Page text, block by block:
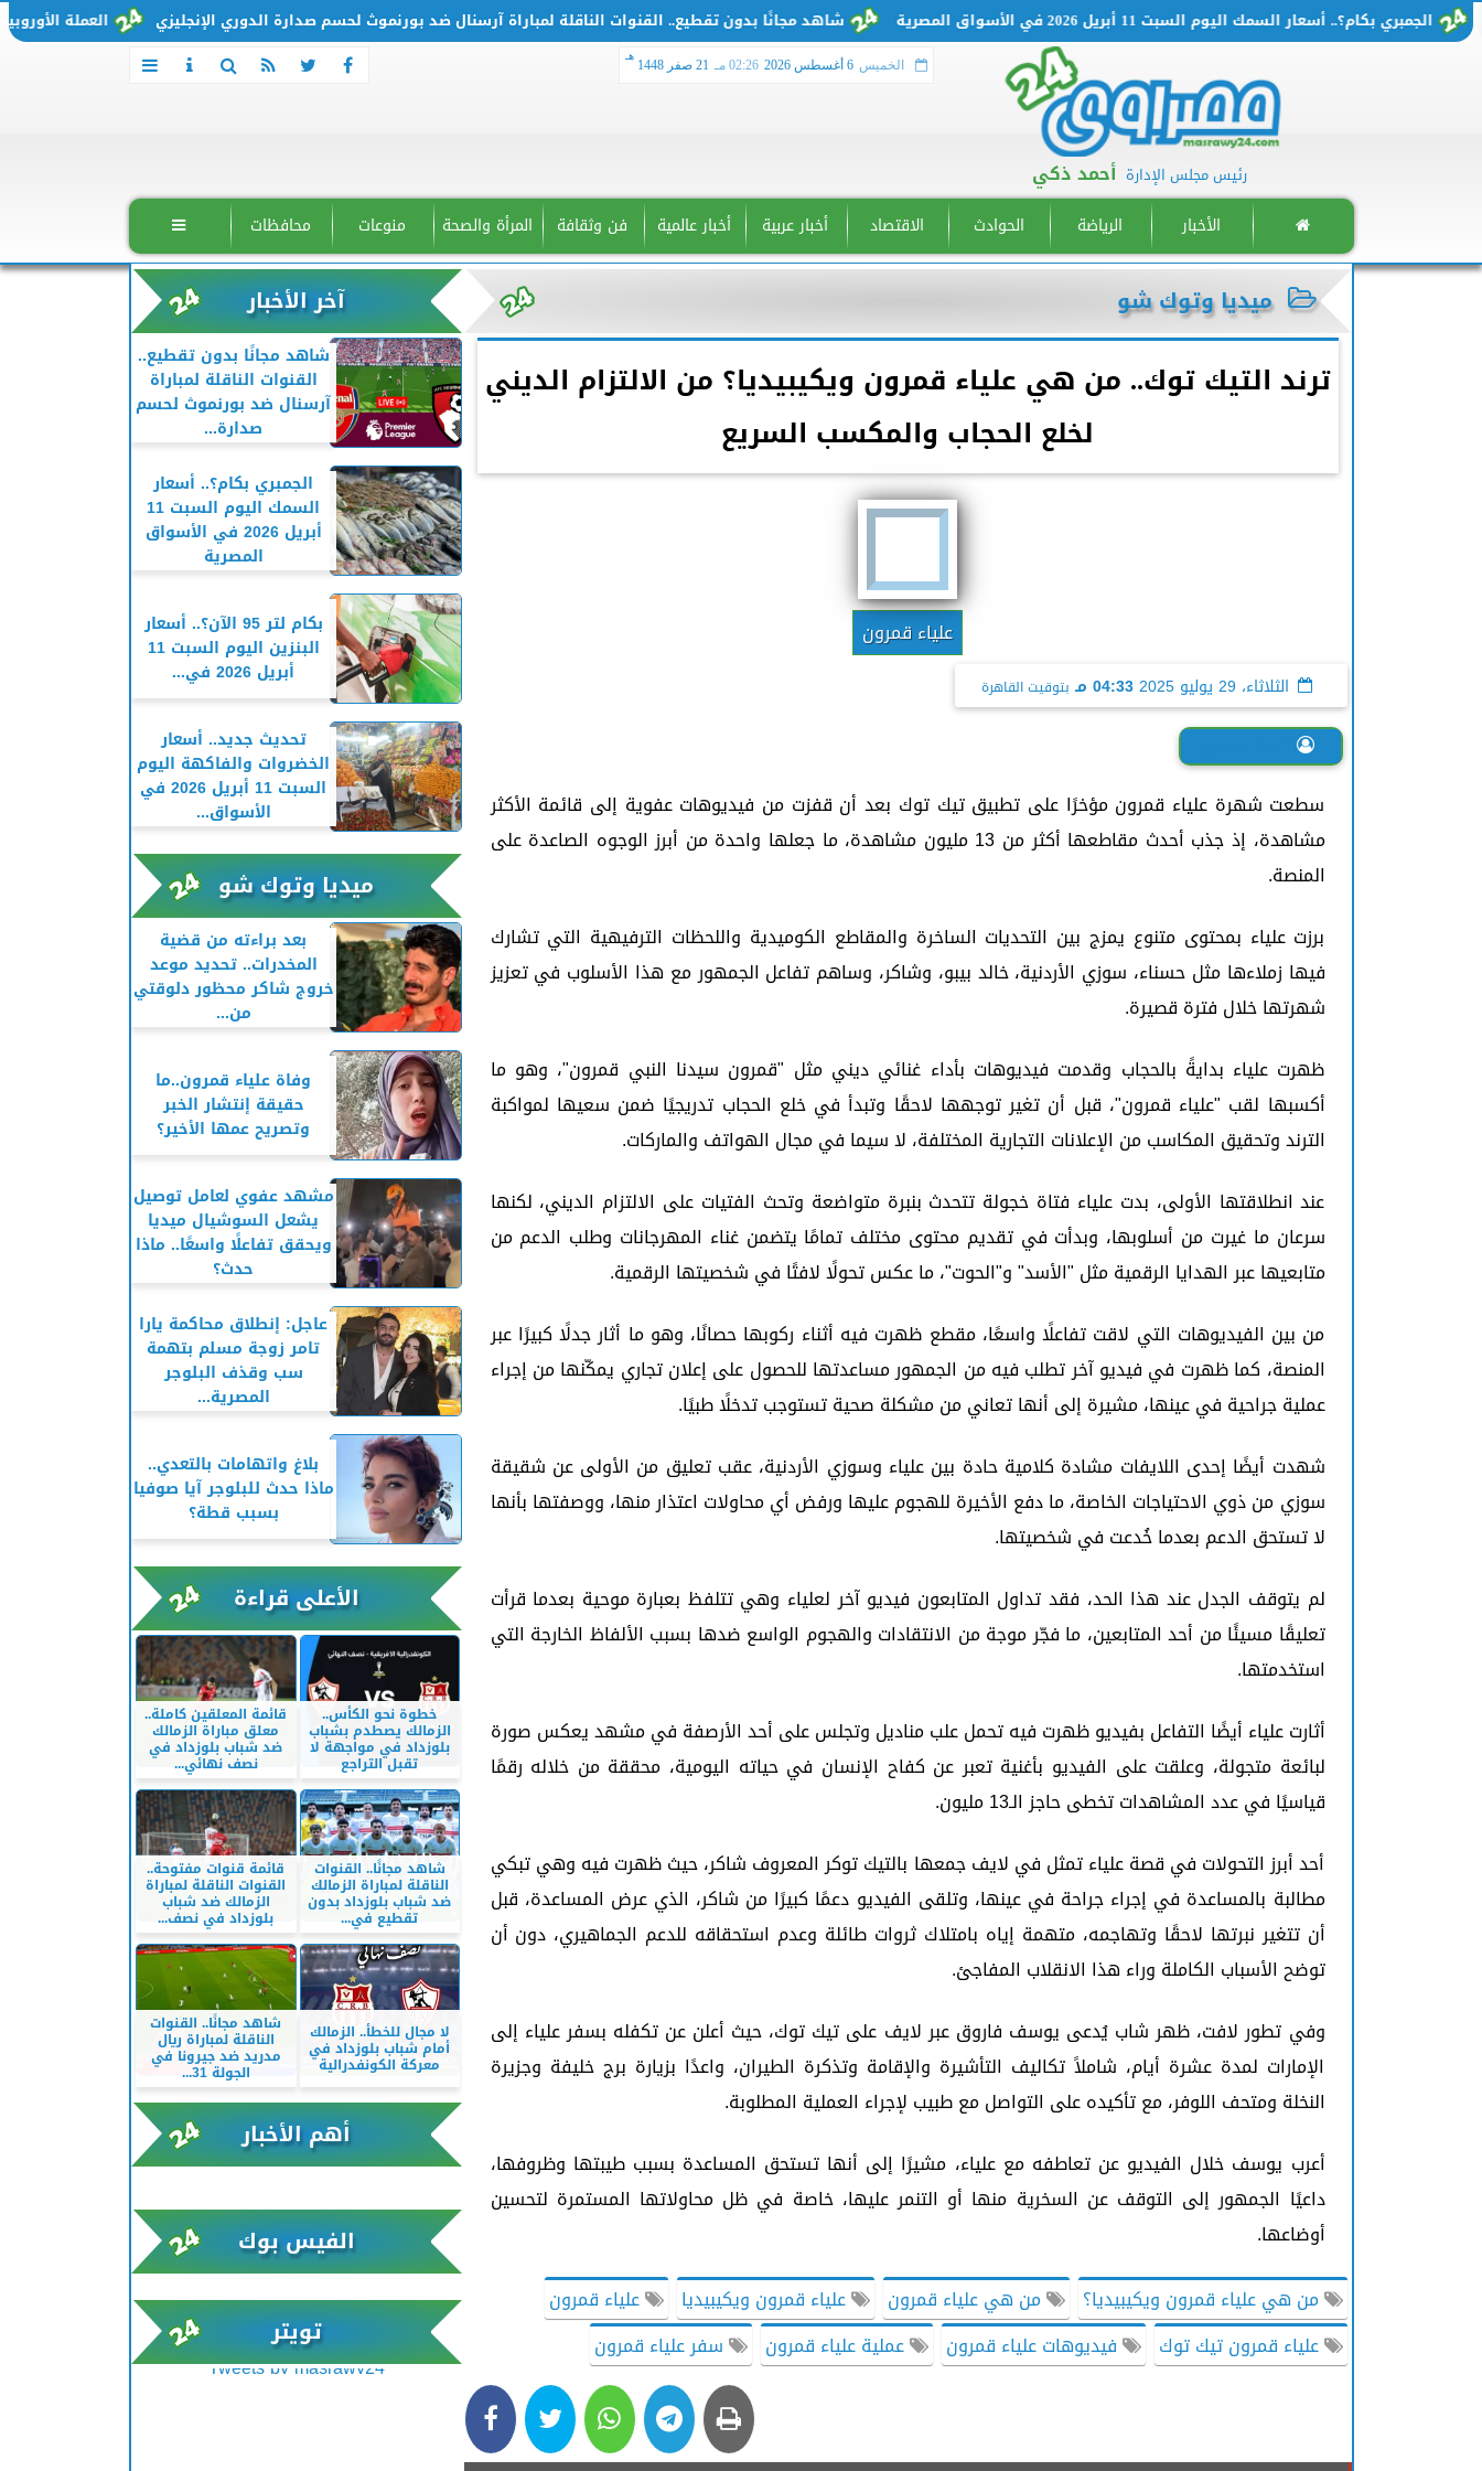
العملة الأوروبية تتحرك من جديد.. شاهد مجانًا بدون تقطيع.. القنوات الناقلة لمباراة آرسنال ضد بورنموث لحسم صدارة الدوري الإنجليزي بكام؟.. أسعار السمك اليوم السبت 11 أبريل 2026 في الأسواق المصرية
رئيس مجلس الإدارة أحمد ذكي
الخميس 6 أغسطس 2026 02:26 مـ 21 صفر 1448
هـ
الأخبار الرياضة الحوادث الاقتصاد أخبار عربية أخبار عالمية فن وثقافة المرأة والصحة منوعات محافظات 
ميديا وتوك شو
ترند التيك توك.. من هي علياء قمرون ويكيبيديا؟ من الالتزام الديني
لخلع الحجاب والمكسب السريع
علياء قمرون
الثلاثاء، 29 يوليو 2025 04:33 مـ بتوقيت القاهرة
سطعت شهرة علياء قمرون مؤخرًا على تطبيق تيك توك بعد أن قفزت من فيديوهات عفوية إلى قائمة الأكثر
مشاهدة، إذ جذب أحدث مقاطعها أكثر من 13 مليون مشاهدة، ما جعلها واحدة من أبرز الوجوه الصاعدة على
المنصة.
برزت علياء بمحتوى متنوع يمزج بين التحديات الساخرة والمقاطع الكوميدية واللحظات الترفيهية التي تشارك
فيها زملاءها مثل حسناء، سوزي الأردنية، خالد بيبو، وشاكر، وساهم تفاعل الجمهور مع هذا الأسلوب في تعزيز
شهرتها خلال فترة قصيرة.
ظهرت علياء بدايةً بالحجاب وقدمت فيديوهات بأداء غنائي ديني مثل "قمرون سيدنا النبي قمرون"، وهو ما
أكسبها لقب "علياء قمرون"، قبل أن تغير توجهها لاحقًا وتبدأ في خلع الحجاب تدريجيًا ضمن سعيها لمواكبة
الترند وتحقيق المكاسب من الإعلانات التجارية المختلفة، لا سيما في مجال الهواتف والماركات.
عند انطلاقتها الأولى، بدت علياء فتاة خجولة تتحدث بنبرة متواضعة وتحث الفتيات على الالتزام الديني، لكنها
سرعان ما غيرت من أسلوبها، وبدأت في تقديم محتوى مختلف تمامًا يتضمن غناء المهرجانات وطلب الدعم من
متابعيها عبر الهدايا الرقمية مثل "الأسد" و"الحوت"، ما عكس تحولًا لافتًا في شخصيتها الرقمية.
من بين الفيديوهات التي لاقت تفاعلًا واسعًا، مقطع ظهرت فيه أثناء ركوبها حصانًا، وهو ما أثار جدلًا كبيرًا عبر
المنصة، كما ظهرت في فيديو آخر تطلب فيه من الجمهور مساعدتها للحصول على إعلان تجاري يمكّنها من إجراء
عملية جراحية في عينها، مشيرة إلى أنها تعاني من مشكلة صحية تستوجب تدخلًا طبيًا.
شهدت أيضًا إحدى اللايفات مشادة كلامية حادة بين علياء وسوزي الأردنية، عقب تعليق من الأولى عن شقيقة
سوزي من ذوي الاحتياجات الخاصة، ما دفع الأخيرة للهجوم عليها ورفض أي محاولات اعتذار منها، ووصفتها بأنها
لا تستحق الدعم بعدما خُدعت في شخصيتها.
لم يتوقف الجدل عند هذا الحد، فقد تداول المتابعون فيديو آخر لعلياء وهي تتلفظ بعبارة موحية بعدما قرأت
تعليقًا مسيئًا من أحد المتابعين، ما فجّر موجة من الانتقادات والهجوم الواسع ضدها بسبب الألفاظ الخارجة التي
استخدمتها.
أثارت علياء أيضًا التفاعل بفيديو ظهرت فيه تحمل علب مناديل وتجلس على أحد الأرصفة في مشهد يعكس صورة
لبائعة متجولة، وعلقت على الفيديو بأغنية تعبر عن كفاح الإنسان في حياته اليومية، محققة من خلاله رقمًا
قياسيًا في عدد المشاهدات تخطى حاجز الـ13 مليون.
أحد أبرز التحولات في قصة علياء تمثل في لايف جمعها بالتيك توكر المعروف شاكر، حيث ظهرت فيه وهي تبكي
مطالبة بالمساعدة في إجراء جراحة في عينها، وتلقى الفيديو دعمًا كبيرًا من شاكر، الذي عرض المساعدة، قبل
أن تتغير نبرتها لاحقًا وتهاجمه، متهمة إياه بامتلاك ثروات طائلة وعدم استحقاقه للدعم الجماهيري، دون أن
توضح الأسباب الكاملة وراء هذا الانقلاب المفاجئ.
وفي تطور لافت، ظهر شاب يُدعى يوسف فاروق عبر لايف على تيك توك، حيث أعلن عن تكفله بسفر علياء إلى
الإمارات لمدة عشرة أيام، شاملاً تكاليف التأشيرة والإقامة وتذكرة الطيران، واعدًا بزيارة برج خليفة وجزيرة
النخلة ومتحف اللوفر، مع تأكيده على التواصل مع طبيب لإجراء العملية المطلوبة.
أعرب يوسف خلال الفيديو عن تعاطفه مع علياء، مشيرًا إلى أنها تستحق المساعدة بسبب طيبتها وظروفها،
داعيًا الجمهور إلى التوقف عن السخرية منها أو التنمر عليها، خاصة في ظل محاولاتها المستمرة لتحسين
أوضاعها.
من هي علياء قمرون ويكيبيديا؟
من هي علياء قمرون علياء قمرون ويكيبيديا
علياء قمرون
علياء قمرون تيك توك
فيديوهات علياء قمرون عملية علياء قمرون سفر علياء قمرون
آخر الأخبار
شاهد مجانًا بدون تقطيع..
القنوات الناقلة لمباراة
آرسنال ضد بورنموث لحسم
صدارة...
الجمبري بكام؟.. أسعار
السمك اليوم السبت 11
أبريل 2026 في الأسواق
المصرية
بكام لتر 95 الآن؟.. أسعار
البنزين اليوم السبت 11
أبريل 2026 في...
تحديث جديد.. أسعار
الخضروات والفاكهة اليوم
السبت 11 أبريل 2026 في
الأسواق...
ميديا وتوك شو
بعد براءته من قضية
المخدرات.. تحديد موعد
خروج شاكر محظور دلوقتي
من...
وفاة علياء قمرون..ما
حقيقة إنتشار الخبر
وتصريح عمها الأخير؟
مشهد عفوي لعامل توصيل
يشعل السوشيال ميديا
ويحقق تفاعلًا واسعًا.. ماذا
حدث؟
عاجل: إنطلاق محاكمة يارا
تامر زوجة مسلم بتهمة
سب وقذف البلوجر
المصرية...
بلاغ واتهامات بالتعدي..
ماذا حدث للبلوجر آيا صوفيا
بسبب قطة؟
الأعلى قراءة
خطوة نحو الكأس..
الزمالك يصطدم بشباب
بلوزداد في مواجهة لا
تقبل التراجع
قائمة المعلقين كاملة..
معلق مباراة الزمالك
ضد شباب بلوزداد في
نصف نهائي...
شاهد مجانًا.. القنوات
الناقلة لمباراة الزمالك
ضد شباب بلوزداد بدون
تقطيع في...
قائمة قنوات مفتوحة..
القنوات الناقلة لمباراة
الزمالك ضد شباب
بلوزداد في نصف...
لا مجال للخطأ.. الزمالك
أمام شباب بلوزداد في
معركة الكونفدرالية
شاهد مجانًا.. القنوات
الناقلة لمباراة ريال
مدريد ضد جيرونا في
الجولة 31...
أهم الأخبار
الفيس بوك
تويتر
Tweets by masrawy24